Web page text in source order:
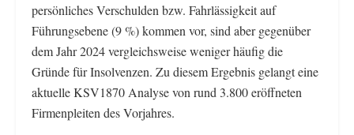
persönliches Verschulden bzw. Fahrlässigkeit auf
Führungsebene (9 %) kommen vor, sind aber gegenüber
dem Jahr 2024 vergleichsweise weniger häufig die
Gründe für Insolvenzen. Zu diesem Ergebnis gelangt eine
aktuelle KSV1870 Analyse von rund 3.800 eröffneten
Firmenpleiten des Vorjahres.